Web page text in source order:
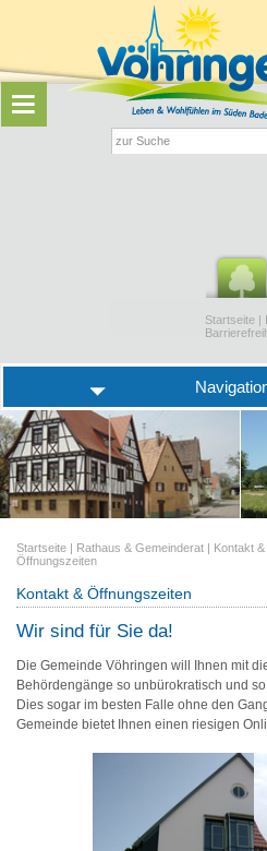
Startseite |
Startseite | Rathaus & Gemeinderat | Kontakt &
Öffnungszeiten
Kontakt & Öffnungszeiten
Wir sind für Sie da!
Die Gemeinde Vöhringen will Ihnen mit
Behördengänge so unbürokratisch und
Dies sogar im besten Falle ohne den
Gemeinde bietet Ihnen einen riesigen